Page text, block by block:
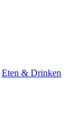
Eten & Drinken